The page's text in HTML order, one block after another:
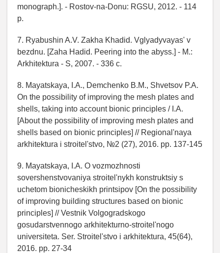
monograph.]. - Rostov-na-Donu: RGSU, 2012. - 114
p.
7. Ryabushin A.V. Zakha Khadid. Vglyadyvayas' v
bezdnu. [Zaha Hadid. Peering into the abyss.] - M.:
Arkhitektura - S, 2007. - 336 c.
8. Mayatskaya, I.A., Demchenko B.M., Shvetsov P.A.
On the possibility of improving the mesh plates and
shells, taking into account bionic principles / I.A.
[About the possibility of improving mesh plates and
shells based on bionic principles] // Regional'naya
arkhitektura i stroitel'stvo, №2 (27), 2016. pp. 137-145
9. Mayatskaya, I.A. O vozmozhnosti
sovershenstvovaniya stroitel'nykh konstruktsiy s
uchetom bionicheskikh printsipov [On the possibility
of improving building structures based on bionic
principles] // Vestnik Volgogradskogo
gosudarstvennogo arkhitekturno-stroitel'nogo
universiteta. Ser. Stroitel'stvo i arkhitektura, 45(64),
2016. pp. 27-34